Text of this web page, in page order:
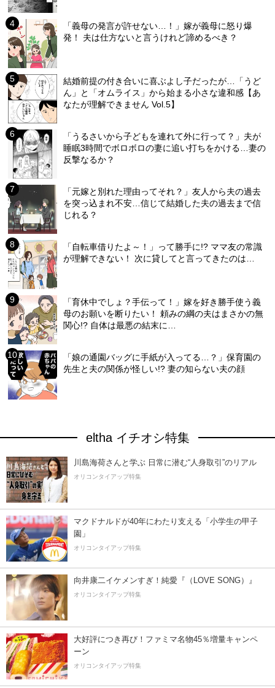
「義母の発言が許せない…！」嫁が義母に怒り爆
発！ 夫は仕方ないと言うけれど諦めるべき？
結婚前提の付き合いに喜ぶよし子だったが…「うど
ん」と「オムライス」から始まる小さな違和感【あ
なたが理解できません Vol.5】
「うるさいから子どもを連れて外に行って？」夫が
睡眠3時間でボロボロの妻に追い打ちをかける…妻の
反撃なるか？
「元嫁と別れた理由ってそれ？」友人から夫の過去
を突っ込まれ不安…信じて結婚した夫の過去まで信
じれる？
「自転車借りたよ～！」って勝手に!? ママ友の常識
が理解できない！ 次に貸してと言ってきたのは…
「育休中でしょ？手伝って！」嫁を好き勝手使う義
母のお願いを断りたい！ 頼みの綱の夫はまさかの無
関心!? 自体は最悪の結末に…
「娘の通園バッグに手紙が入ってる…？」保育園の
先生と夫の関係が怪しい!? 妻の知らない夫の顔
eltha イチオシ特集
川島海荷さんと学ぶ 日常に潜む“人身取引”のリアル
オリコンタイアップ特集
マクドナルドが40年にわたり支える「小学生の甲子
園」
オリコンタイアップ特集
向井康二イケメンすぎ！純愛『（LOVE SONG）』
オリコンタイアップ特集
大好評につき再び！ファミマ名物45％増量キャンペ
ーン
オリコンタイアップ特集